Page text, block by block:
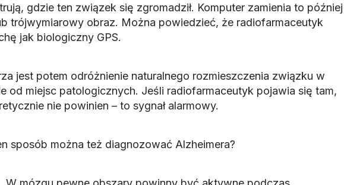
gdzie ten związek się zgromadził. Komputer zamienia to później
trójwymiarowy obraz. Można powiedzieć, że radiofarmaceutyk
jak biologiczny GPS.
jest potem odróżnienie naturalnego rozmieszczenia związku w
od miejsc patologicznych. Jeśli radiofarmaceutyk pojawia się tam,
nie powinien – to sygnał alarmowy.
sposób można też diagnozować Alzheimera?